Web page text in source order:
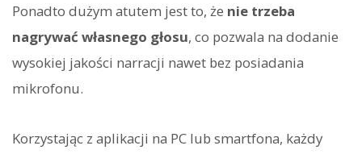
Ponadto dużym atutem jest to, że nie trzeba
nagrywać własnego głosu, co pozwala na dodanie
wysokiej jakości narracji nawet bez posiadania
mikrofonu.
Korzystając z aplikacji na PC lub smartfona, każdy